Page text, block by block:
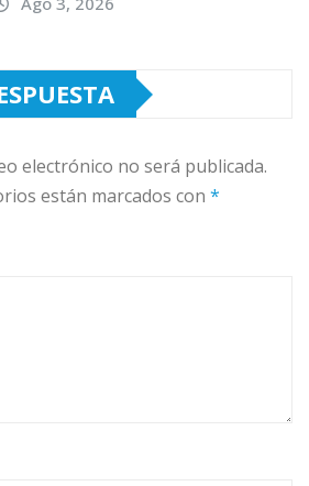
electrónico no será publicada.
están marcados con *